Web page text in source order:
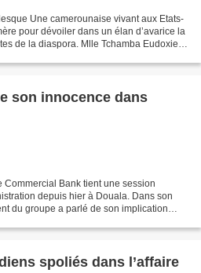
Une camerounaise vivant aux Etats-
pour dévoiler dans un élan d’avarice la
de la diaspora. Mlle Tchamba Eudoxie, «
son innocence dans
Commercial Bank tient une session
depuis hier à Douala. Dans son
du groupe a parlé de son implication
spoliés dans l’affaire